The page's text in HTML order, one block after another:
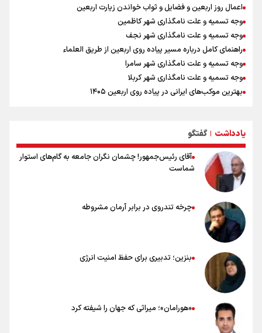
اعمال روز اربعین و فضایل و ثواب خواندن زیارت اربعین
وجه تسمیه و علت نامگذاری شهر کاظمین
وجه تسمیه و علت نامگذاری شهر نجف
راهنمای کامل درباره مسیر پیاده روی اربعین از طریق العلماء
وجه تسمیه و علت نامگذاری شهر سامرا
وجه تسمیه و علت نامگذاری شهر کربلا
بهترین موکب‌های ایرانی در پیاده روی اربعین ۱۴۰۵
۲۰ نکته دوستانه درباره پیاده روی اربعین و عراقی ها
یادداشت | گفتگو
آقای رئیس‌جمهور! چشمان نگران جامعه به گام‌های استوار
شماست
چرخه تندروی در برابر آرمان مشروطه
بنزین؛ تدبیری برای حفظ امنیت انرژی
«هورامان»؛ میراثی که جهان را شیفته کرد